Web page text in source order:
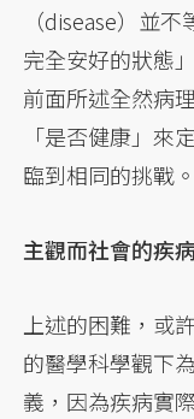
（disease）並
完全安好的狀態
前面所述全然病
「是否健康」來
臨到相同的挑戰。
主觀而社會的疾
上述的困難，或
的醫學科學觀下
義，因為疾病實